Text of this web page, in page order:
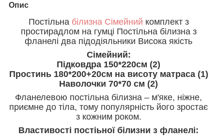
Опис
Постільна білизна Сімейний комплект з
простирадлом на гумці Постільна білизна з
фланелі два підодіяльники Висока якість
Сімейний:
Підковдра 150*220см (2)
Простинь 180*200+20см на висоту матраса (1)
Наволочки 70*70 см (2)
Фланелевою постільна білизна – м'яке, ніжне,
приємне до тіла, тому популярність його зростає
з кожним роком.
Властивості постіьної білизни з фланелі: